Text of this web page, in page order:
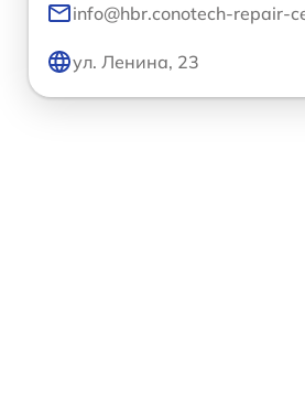
info@hbr.conotech-repair-
ул. Ленина, 23